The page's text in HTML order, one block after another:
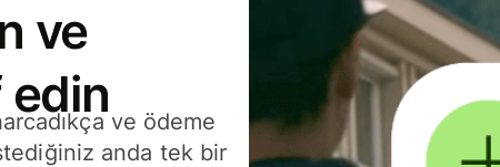
ve
edinve ödeme
anda tek bir